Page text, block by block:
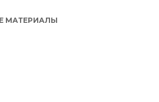
МАТЕРИАЛЫ